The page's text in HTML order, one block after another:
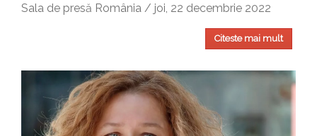
Sala de presă România / joi, 22 decembrie 2022
Citeste mai mult